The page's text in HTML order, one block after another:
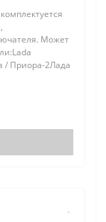
Может
/ Приора-2Лада